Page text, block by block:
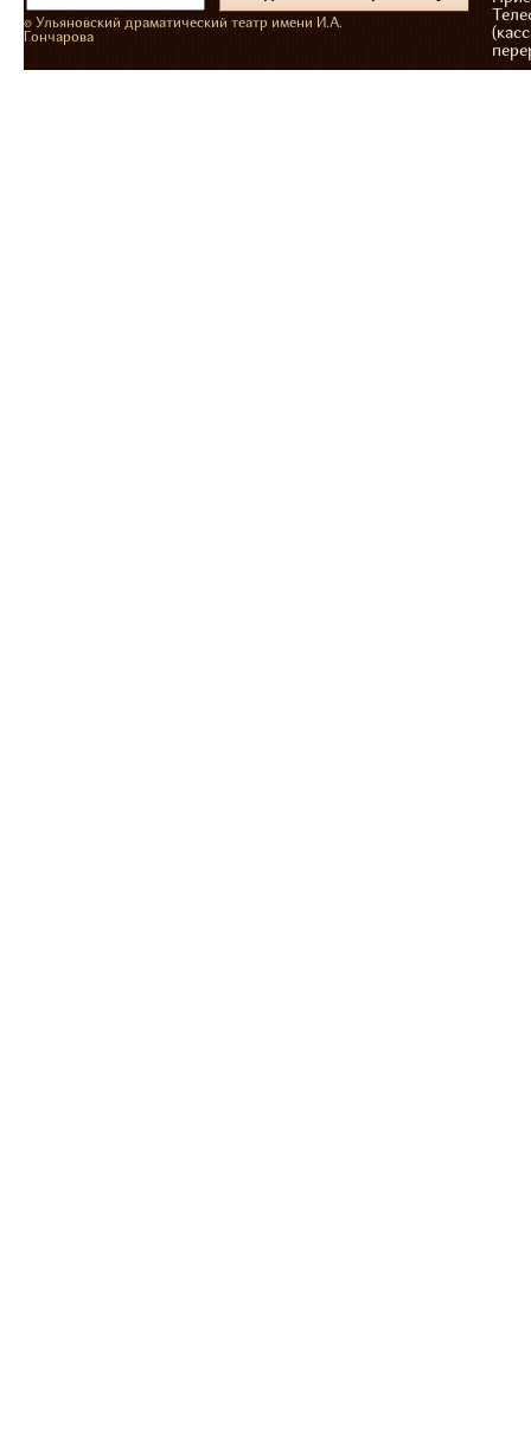
© Ульяновский драматический театр имени И.А.
Гончарова